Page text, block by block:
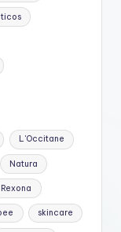
L'Occitane
Natura
Rexona
skincare